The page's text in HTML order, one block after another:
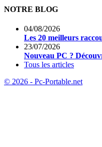
NOTRE BLOG
04/08/2026
Les 20 meilleurs
23/07/2026
Nouveau PC ?
Tous les articles
© 2026 - Pc-Portable.net